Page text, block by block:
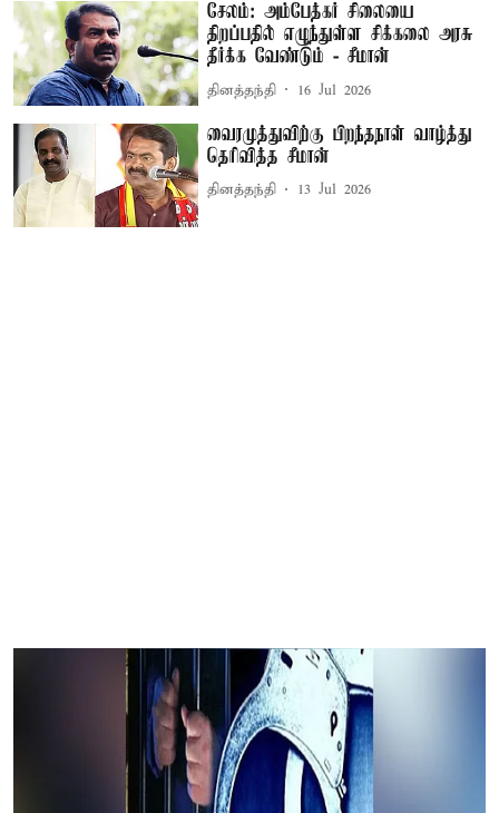
சேலம்: அம்பேத்கர் சிலையை
திறப்பதில் எழுந்துள்ள சிக்கலை அரசு
தீர்க்க வேண்டும் - சீமான்
தினத்தந்தி 16 Jul 2026
வைரமுத்துவிற்கு பிறந்தநாள் வாழ்த்து
தெரிவித்த சீமான்
தினத்தந்தி 13 Jul 2026